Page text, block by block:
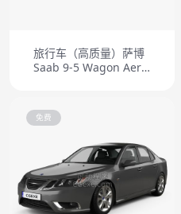
旅行车（高质量）萨博
Saab 9-5 Wagon Aero
免费